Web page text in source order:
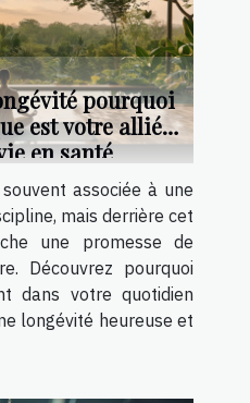
pourquoi
est votre alliée
en santé
associée à une
mais derrière cet
une promesse de
Découvrez pourquoi
dans votre quotidien
longévité heureuse et